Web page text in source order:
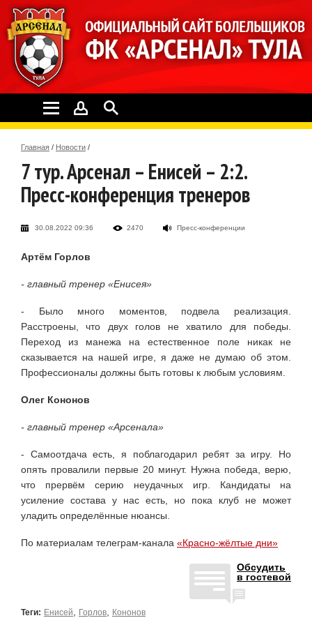
Главная / Новости /
7 тур. Арсенал – Енисей – 2:2.
Пресс-конференция тренеров
30.08.2022 09:36 2470 Пресс-конференции
Артём Горлов
- главный тренер «Енисея»
- Было много моментов, подвела реализация.
Расстроены, что двух голов не хватило для победы.
Переход из манежа на естественное поле никак не
сказывается на нашей игре, я даже не думаю об этом.
Профессионалы должны быть готовы к любым условиям.
Олег Кононов
- главный тренер «Арсенала»
- Самоотдача есть, я поблагодарил ребят за игру. Но
опять провалили первые 20 минут. Нужна победа, верю,
что прервём серию неудачных игр. Кандидаты на
усиление состава у нас есть, но пока клуб не может
уладить определённые нюансы.
По материалам телеграм-канала «Красно-жёлтые дни»
Обсудить
в гостевой
Теги: Енисей Горлов Кононов